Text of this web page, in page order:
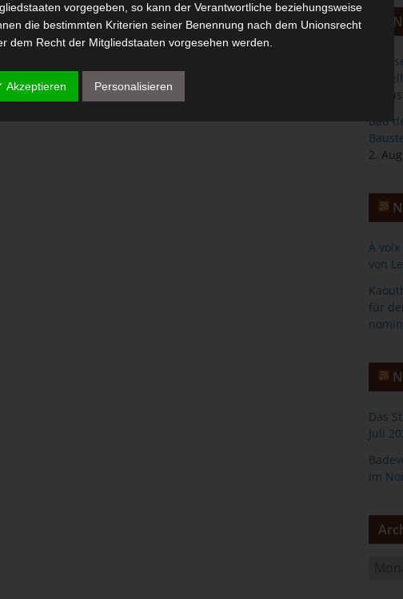
Bau
2.
À
von
für
Das
Juli
im
vorgegeben, so kann der Verantwortliche beziehungsweise
die bestimmten Kriterien seiner Benennung nach dem Unionsrecht
dem Recht der Mitgliedstaaten vorgesehen werden.
Auftragsverarbeiter
ist eine natürliche oder juristische Person, Behörde,
ist jede von der betroffenen Person freiwillig für den bestimmten
in Form einer Erklärung oder einer sonstigen eindeutigen
Akzeptieren Personalisieren